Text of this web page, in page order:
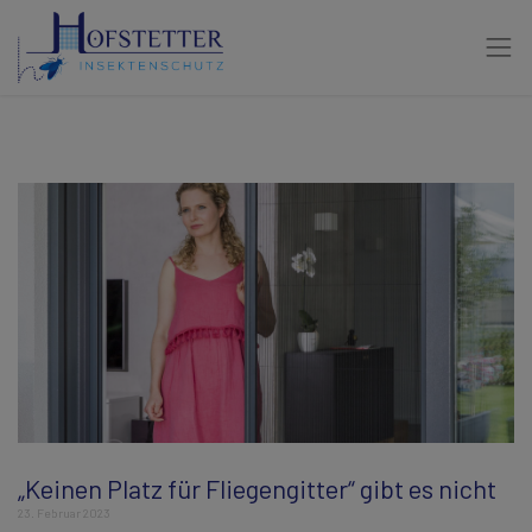
„Keinen Platz für Fliegengitter“ gibt es nicht
23. Februar 2023